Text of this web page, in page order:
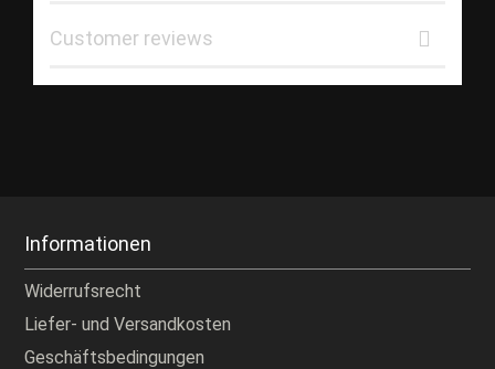
Customer reviews
Informationen
Widerrufsrecht
Liefer- und Versandkosten
Geschäftsbedingungen